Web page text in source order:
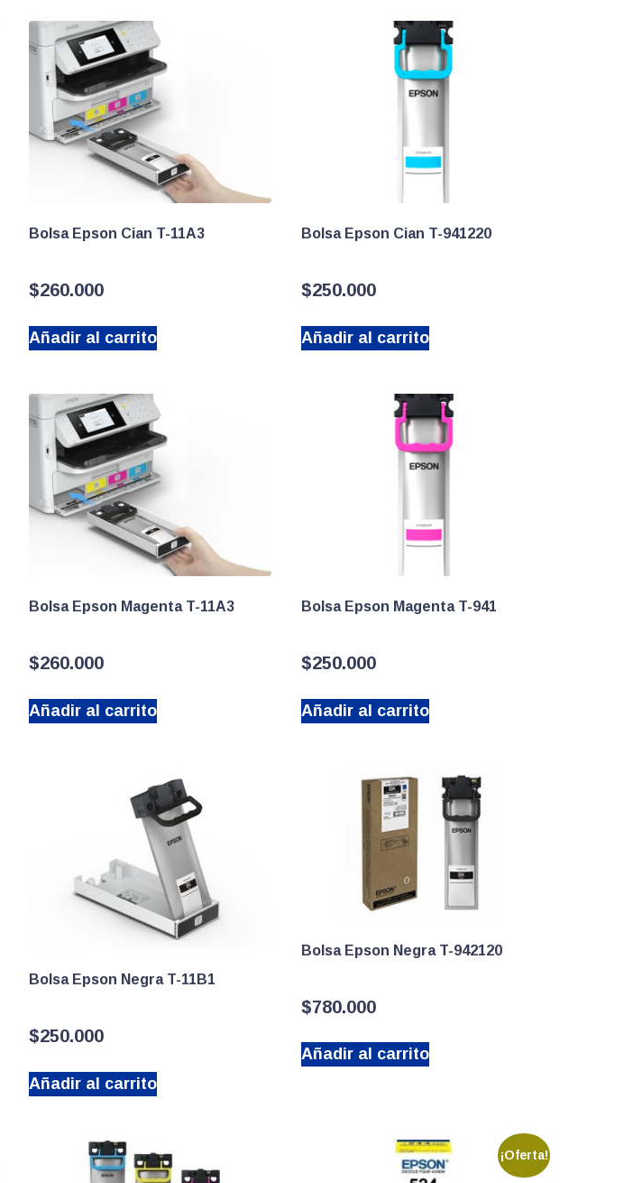
Bolsa Epson Cian T-11A3
$260.000
Añadir al carrito
Bolsa Epson Cian T-941220
$250.000
Añadir al carrito
Bolsa Epson Magenta T-11A3
$260.000
Añadir al carrito
Bolsa Epson Magenta T-941
$250.000
Añadir al carrito
Bolsa Epson Negra T-11B1
$250.000
Añadir al carrito
Bolsa Epson Negra T-942120
$780.000
Añadir al carrito
¡Oferta!